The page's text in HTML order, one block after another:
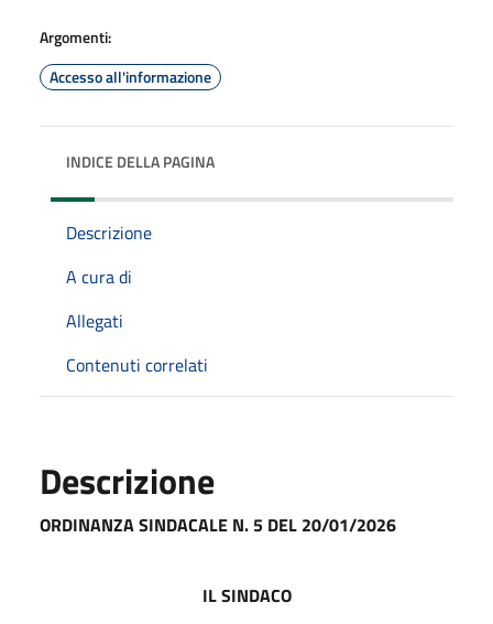
Argomenti:
Accesso all'informazione
INDICE DELLA PAGINA
Descrizione
A cura di
Allegati
Contenuti correlati
Descrizione
ORDINANZA SINDACALE N. 5 DEL 20/01/2026
IL SINDACO